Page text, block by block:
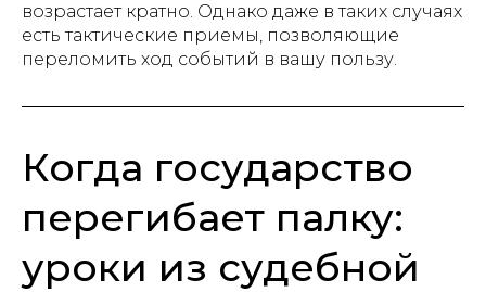
возрастает кратно. Однако даже в таких случаях
есть тактические приемы, позволяющие
переломить ход событий в вашу пользу.
Когда государство
перегибает палку:
уроки из судебной